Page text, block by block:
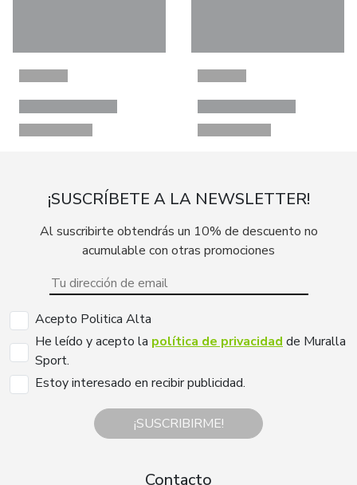
¡SUSCRÍBETE A LA NEWSLETTER!
Al suscribirte obtendrás un 10% de descuento no
acumulable con otras promociones
Acepto Politica Alta
He leído y acepto la política de privacidad de Muralla
Sport.
Estoy interesado en recibir publicidad.
¡SUSCRIBIRME!
Contacto